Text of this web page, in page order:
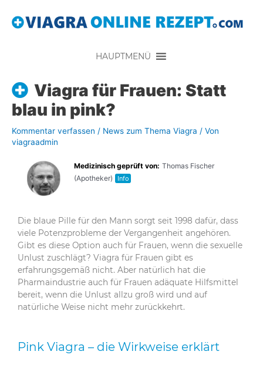
HAUPTMENÜ
Viagra für Frauen: Statt
blau in pink?
Kommentar verfassen / News zum Thema Viagra / Von
viagraadmin
Medizinisch geprüft von: Thomas Fischer
(Apotheker)
Info
Die blaue Pille für den Mann sorgt seit 1998 dafür, dass
viele Potenzprobleme der Vergangenheit angehören.
Gibt es diese Option auch für Frauen, wenn die sexuelle
Unlust zuschlägt? Viagra für Frauen gibt es
erfahrungsgemäß nicht. Aber natürlich hat die
Pharmaindustrie auch für Frauen adäquate Hilfsmittel
bereit, wenn die Unlust allzu groß wird und auf
natürliche Weise nicht mehr zurückkehrt.
Pink Viagra – die Wirkweise erklärt